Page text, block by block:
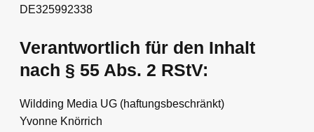
DE325992338
Verantwortlich für den Inhalt
nach § 55 Abs. 2 RStV:
Wildding Media UG (haftungsbeschränkt)
Yvonne Knörrich